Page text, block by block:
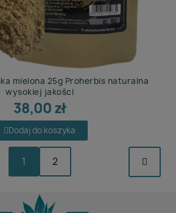
mielona 25g Proherbis naturalna
wysokiej jakości
38,00 zł
Dodaj do koszyka
1 2